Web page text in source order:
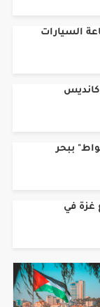
السيارات
ببحر
غزة في